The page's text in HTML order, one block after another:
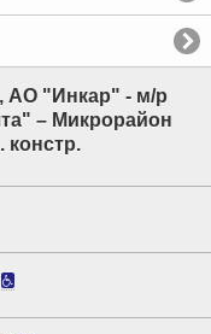
АО "Инкар" - м/р
– Микрорайон
констр.